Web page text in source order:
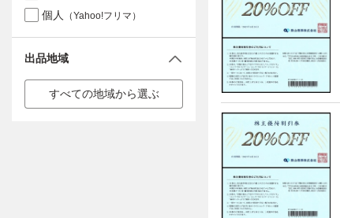
個人 （Yahoo!フリマ）
出品地域
すべての地域から選ぶ